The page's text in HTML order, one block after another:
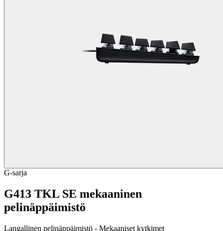
G-sarja
G413 TKL SE mekaaninen
pelinäppäimistö
Langallinen pelinäppäimistö - Mekaaniset kytkimet